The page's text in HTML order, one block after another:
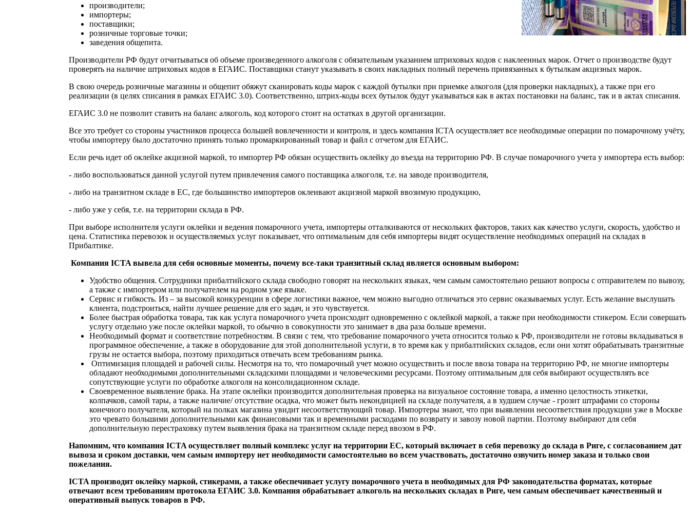
производители;
импортеры;
поставщики;
розничные торговые точки;
заведения общепита.
Производители РФ будут отчитываться об объеме произведенного алкоголя с обязательным указанием штриховых кодов с наклеенных марок. Отчет о производстве будут
проверять на наличие штриховых кодов в ЕГАИС. Поставщики станут указывать в своих накладных полный перечень привязанных к бутылкам акцизных марок.
В свою очередь розничные магазины и общепит обяжут сканировать коды марок с каждой бутылки при приемке алкоголя (для проверки накладных), а также при его
реализации (в целях списания в рамках ЕГАИС 3.0). Соответственно, штрих-коды всех бутылок будут указываться как в актах постановки на баланс, так и в актах списания.
ЕГАИС 3.0 не позволит ставить на баланс алкоголь, код которого стоит на остатках в другой организации.
Все это требует со стороны участников процесса большей вовлеченности и контроля, и здесь компания ICTA осуществляет все необходимые операции по помарочному учёту,
чтобы импортеру было достаточно принять только промаркированный товар и файл с отчетом для ЕГАИС.
Если речь идет об оклейке акцизной маркой, то импортер РФ обязан осуществить оклейку до въезда на территорию РФ. В случае помарочного учета у импортера есть выбор:
- либо воспользоваться данной услугой путем привлечения самого поставщика алкоголя, т.е. на заводе производителя,
- либо на транзитном складе в ЕС, где большинство импортеров оклеивают акцизной маркой ввозимую продукцию,
- либо уже у себя, т.е. на территории склада в РФ.
При выборе исполнителя услуги оклейки и ведения помарочного учета, импортеры отталкиваются от нескольких факторов, таких как качество услуги, скорость, удобство и
цена. Статистика перевозок и осуществляемых услуг показывает, что оптимальным для себя импортеры видят осуществление необходимых операций на складах в
Прибалтике.
Компания ICTA вывела для себя основные моменты, почему все-таки транзитный склад является основным выбором:
Удобство общения. Сотрудники прибалтийского склада свободно говорят на нескольких языках, чем самым самостоятельно решают вопросы с отправителем по вывозу,
а также с импортером или получателем на родном уже языке.
Сервис и гибкость. Из – за высокой конкуренции в сфере логистики важное, чем можно выгодно отличаться это сервис оказываемых услуг. Есть желание выслушать
клиента, подстроиться, найти лучшее решение для его задач, и это чувствуется.
Более быстрая обработка товара, так как услуга помарочного учета происходит одновременно с оклейкой маркой, а также при необходимости стикером. Если совершать
услугу отдельно уже после оклейки маркой, то обычно в совокупности это занимает в два раза больше времени.
Необходимый формат и соответствие потребностям. В связи с тем, что требование помарочного учета относится только к РФ, производители не готовы вкладываться в
программное обеспечение, а также в оборудование для этой дополнительной услуги, в то время как у прибалтийских складов, если они хотят обрабатывать транзитные
грузы не остается выбора, поэтому приходиться отвечать всем требованиям рынка.
Оптимизация площадей и рабочей силы. Несмотря на то, что помарочный учет можно осуществить и после ввоза товара на территорию РФ, не многие импортеры
обладают необходимыми дополнительными складскими площадями и человеческими ресурсами. Поэтому оптимальным для себя выбирают осуществлять все
сопутствующие услуги по обработке алкоголя на консолидационном складе.
Своевременное выявление брака. На этапе оклейки производится дополнительная проверка на визуальное состояние товара, а именно целостность этикетки,
колпачков, самой тары, а также наличие/ отсутствие осадка, что может быть некондицией на складе получателя, а в худшем случае - грозит штрафами со стороны
конечного получателя, который на полках магазина увидит несоответствующий товар. Импортеры знают, что при выявлении несоответствия продукции уже в Москве
это чревато большими дополнительными как финансовыми так и временными расходами по возврату и завозу новой партии. Поэтому выбирают для себя
дополнительную перестраховку путем выявления брака на транзитном складе перед ввозом в РФ.
Напомним, что компания ICTA осуществляет полный комплекс услуг на территории ЕС, который включает в себя перевозку до склада в Риге, с согласованием дат
вывоза и сроком доставки, чем самым импортеру нет необходимости самостоятельно во всем участвовать, достаточно озвучить номер заказа и только свои
пожелания.
ICTA производит оклейку маркой, стикерами, а также обеспечивает услугу помарочного учета в необходимых для РФ законодательства форматах, которые
отвечают всем требованиям протокола ЕГАИС 3.0. Компания обрабатывает алкоголь на нескольких складах в Риге, чем самым обеспечивает качественный и
оперативный выпуск товаров в РФ.